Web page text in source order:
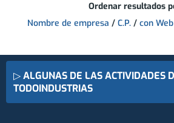
Ordenar resultados
Nombre de empresa / C.P./ con Web
▷ALGUNAS DE LAS ACTIVIDADES
TODOINDUSTRIAS